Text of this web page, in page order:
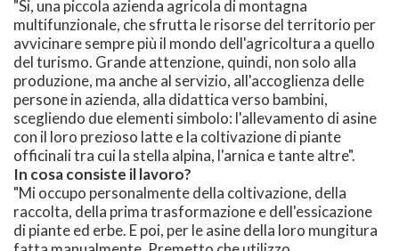
"Si, una piccola azienda agricola di montagna
multifunzionale, che sfrutta le risorse del territorio per
avvicinare sempre più il mondo dell'agricoltura a quello
del turismo. Grande attenzione, quindi, non solo alla
produzione, ma anche al servizio, all'accoglienza delle
persone in azienda, alla didattica verso bambini,
scegliendo due elementi simbolo: l'allevamento di asine
con il loro prezioso latte e la coltivazione di piante
officinali tra cui la stella alpina, l'arnica e tante altre".
In cosa consiste il lavoro?
"Mi occupo personalmente della coltivazione, della
raccolta, della prima trasformazione e dell'essicazione
di piante ed erbe. E poi, per le asine della loro mungitura